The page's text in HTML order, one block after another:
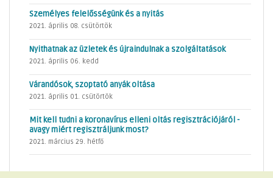
Személyes felelősségünk és a nyitás
2021. április 08. csütörtök
Nyithatnak az üzletek és újraindulnak a szolgáltatások
2021. április 06. kedd
Várandósok, szoptató anyák oltása
2021. április 01. csütörtök
Mit kell tudni a koronavírus elleni oltás regisztrációjáról -
avagy miért regisztráljunk most?
2021. március 29. hétfő